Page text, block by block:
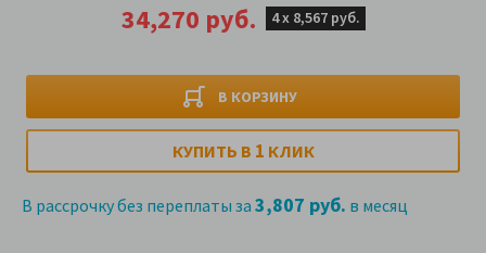
34,270 руб. 4 х 8,567 руб.
В КОРЗИНУ
КУПИТЬ В 1 КЛИК
В рассрочку без переплаты за 3,807 руб. в месяц